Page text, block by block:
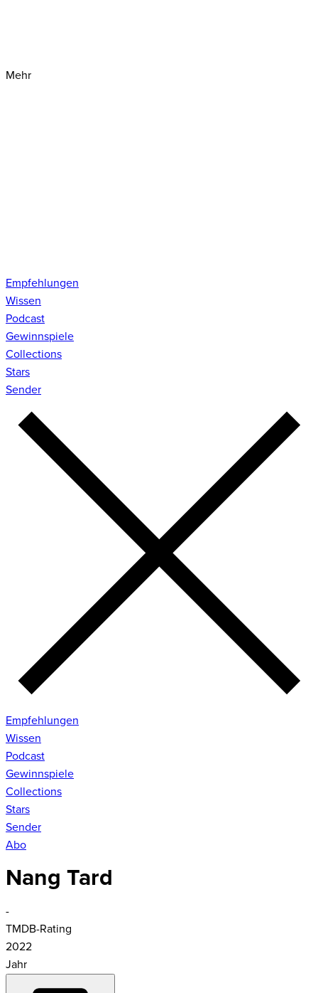
Mehr
Empfehlungen
Wissen
Podcast
Gewinnspiele
Collections
Stars
Sender
Empfehlungen
Wissen
Podcast
Gewinnspiele
Collections
Stars
Sender
Abo
Nang Tard
-
TMDB-Rating
2022
Jahr